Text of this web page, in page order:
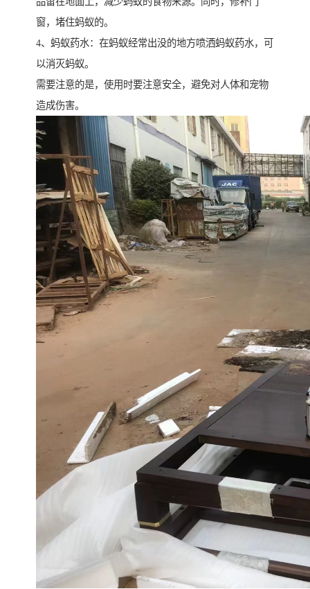
窗，堵住蚂蚁的。
4、蚂蚁药水：在蚂蚁经常出没的地方喷洒蚂蚁药水，可
以消灭蚂蚁。
需要注意的是，使用时要注意安全，避免对人体和宠物
造成伤害。